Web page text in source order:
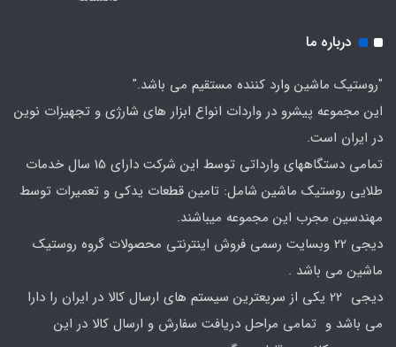
درباره ما
"روستیک ماشین وارد کننده مستقیم می باشد."
این مجموعه پیشرو در واردات انواع ابزار های شارژی و تجهیزات نوین
در ایران است.
تمامی دستگاههای وارداتی توسط این شرکت دارای 15 سال خدمات
طلایی روستیک ماشین شامل: تامین قطعات یدکی و تعمیرات توسط
مهندسین مجرب این مجموعه میباشند.
دیجی 22 وبسایت رسمی فروش اینترنتی محصولات گروه روستیک
ماشین می باشد .
دیجی 22 یکی از سریعترین سیستم های ارسال کالا در ایران را دارا
می باشد و تمامی مراحل دریافت سفارش و ارسال کالا در این